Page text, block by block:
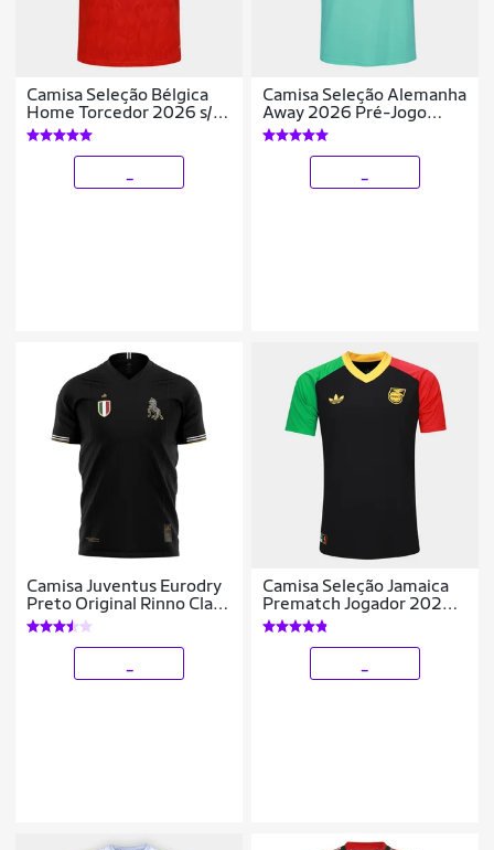
Camisa Seleção Bélgica
Home Torcedor 2026 s/n
Adidas Masculina
Camisa Seleção Alemanha
Away 2026 Pré-Jogo
Adidas Originals
Masculina
Camisa Juventus Eurodry
Preto Original Rinno Class
Futebol
Camisa Seleção Jamaica
Prematch Jogador 2026
Masculina